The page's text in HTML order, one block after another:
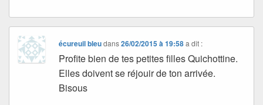
écureuil bleudans26/02/2015 à 19:58 a dit :
Profite bien de tes petites filles Quichottine.
Elles doivent se réjouir de ton arrivée.
Bisous